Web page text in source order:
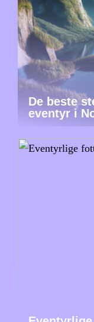
De beste
eventyr i